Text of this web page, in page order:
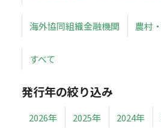
海外協同組織金融機関 農村
すべて
発行年の絞り込み
2026年 2025年 2024年